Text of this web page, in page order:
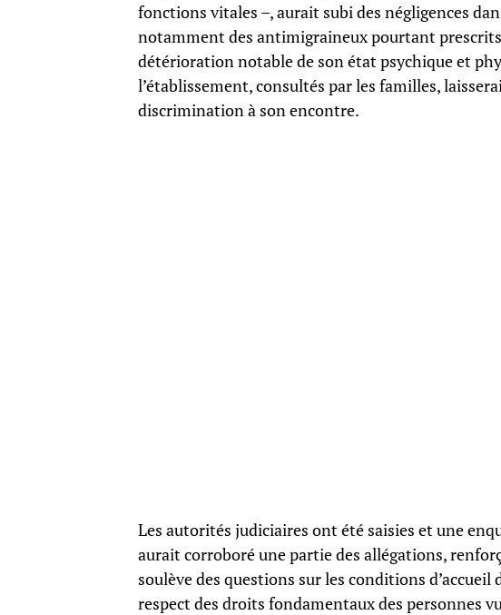
fonctions vitales –, aurait subi des négligences
notamment des antimigraineux pourtant
détérioration notable de son état psychique et
l’établissement, consultés par les familles,
discrimination à son encontre.
Les autorités judiciaires ont été saisies et une
aurait corroboré une partie des allégations,
soulève des questions sur les conditions
respect des droits fondamentaux des personnes